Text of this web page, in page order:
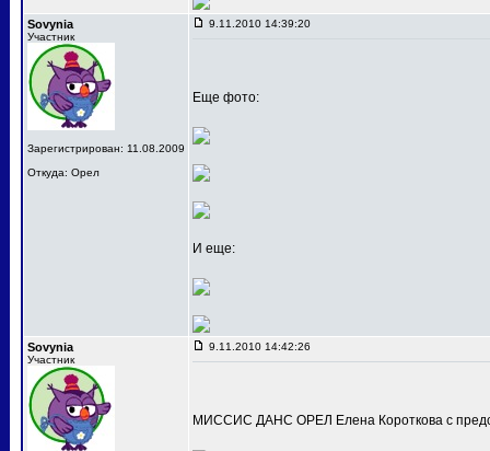
Sovynia
Участник
Зарегистрирован: 11.08.2009
Откуда: Орел
9.11.2010 14:39:20
Еще фото:
И еще:
Sovynia
Участник
9.11.2010 14:42:26
МИССИС ДАНС ОРЕЛ Елена Короткова с